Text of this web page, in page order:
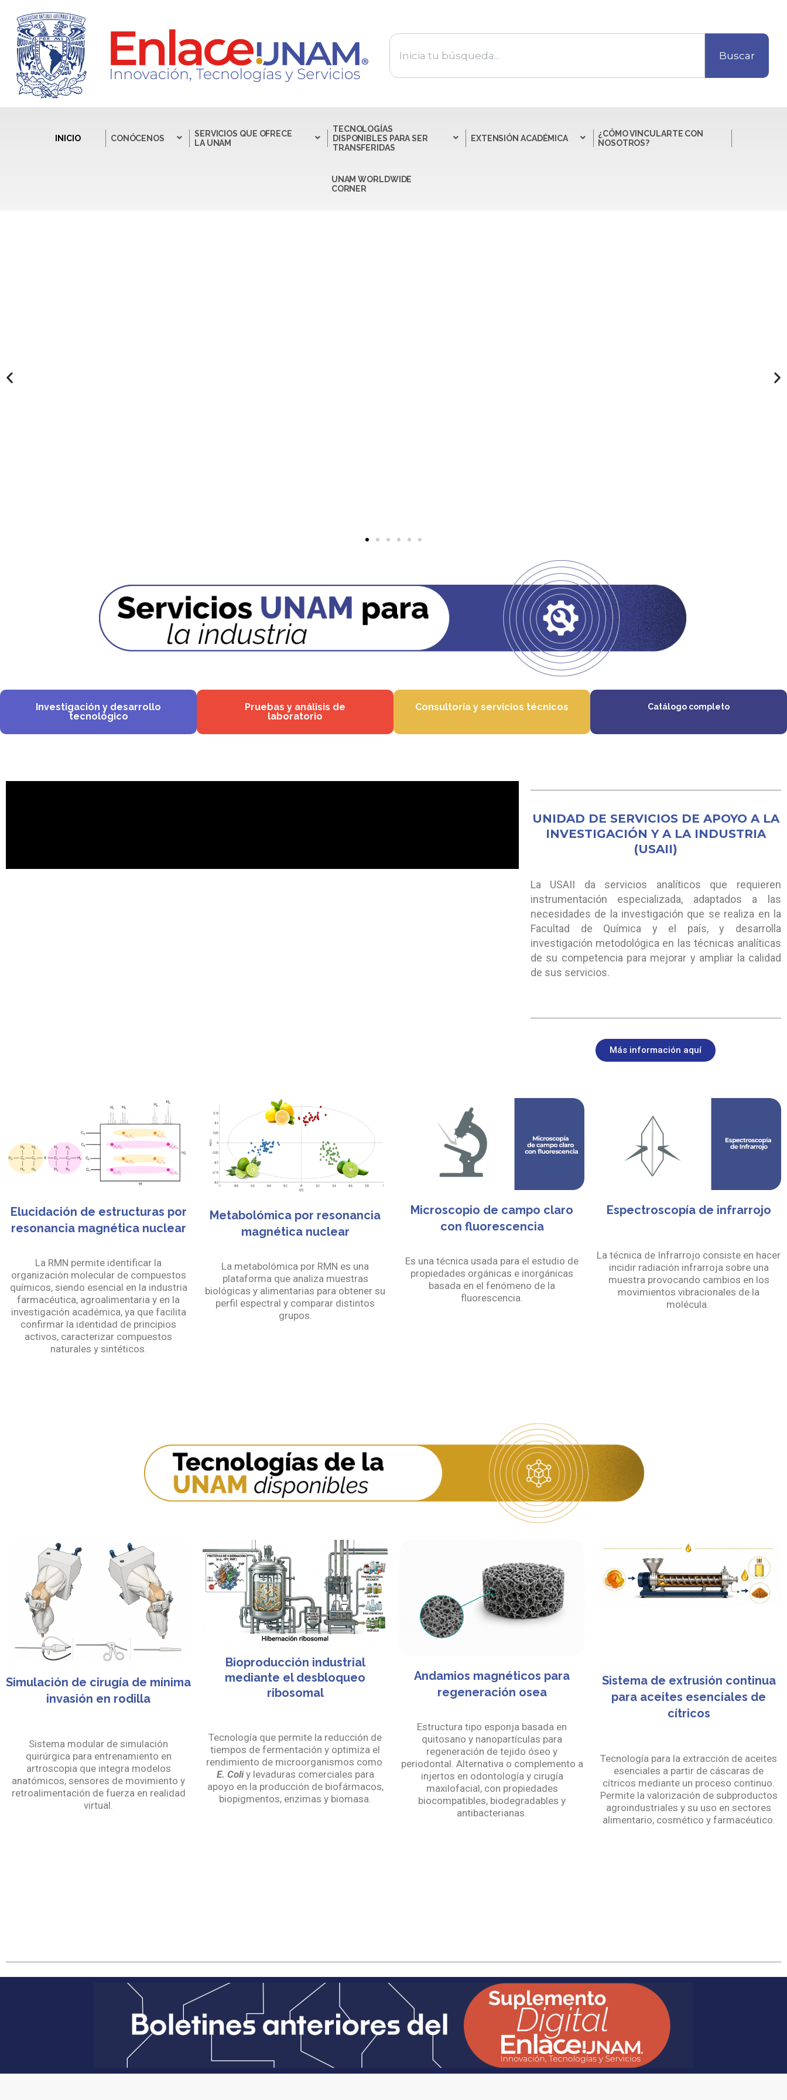
Buscar
INICIO CONÓCENOS
SERVICIOS QUE OFRECE
LA UNAM
TECNOLOGÍAS
DISPONIBLES PARA SER
TRANSFERIDAS
EXTENSIÓN ACADÉMICA
¿CÓMO VINCULARTE CON
NOSOTROS?
UNAM WORLDWIDE
CORNER
Investigación y desarrollo
tecnológico
Pruebas y análisis de
laboratorio
Consultoría y servicios técnicos Catálogo completo
UNIDAD DE SERVICIOS DE APOYO A LA
INVESTIGACIÓN Y A LA INDUSTRIA
(USAII)
La USAII da servicios analíticos que requieren
instrumentación especializada, adaptados a las
necesidades de la investigación que se realiza en la
Facultad de Química y el país, y desarrolla
investigación metodológica en las técnicas analíticas
de su competencia para mejorar y ampliar la calidad
de sus servicios.
Más información aquí
Elucidación de estructuras por
resonancia magnética nuclear
La RMN permite identificar la
organización molecular de compuestos
químicos, siendo esencial en la industria
farmacéutica, agroalimentaria y en la
investigación académica, ya que facilita
confirmar la identidad de principios
activos, caracterizar compuestos
naturales y sintéticos.
Metabolómica por resonancia
magnética nuclear
La metabolómica por RMN es una
plataforma que analiza muestras
biológicas y alimentarias para obtener su
perfil espectral y comparar distintos
grupos.
Microscopio de campo claro
con fluorescencia
Es una técnica usada para el estudio de
propiedades orgánicas e inorgánicas
basada en el fenómeno de la
fluorescencia.
Espectroscopía de infrarrojo
La técnica de Infrarrojo consiste en hacer
incidir radiación infrarroja sobre una
muestra provocando cambios en los
movimientos vibracionales de la
molécula.
Simulación de cirugía de mínima
invasión en rodilla
Sistema modular de simulación
quirúrgica para entrenamiento en
artroscopia que integra modelos
anatómicos, sensores de movimiento y
retroalimentación de fuerza en realidad
virtual.
Bioproducción industrial
mediante el desbloqueo
ribosomal
Tecnología que permite la reducción de
tiempos de fermentación y optimiza el
rendimiento de microorganismos como
E. Coliy levaduras comerciales para
apoyo en la producción de biofármacos,
biopigmentos, enzimas y biomasa.
Andamios magnéticos para
regeneración osea
Estructura tipo esponja basada en
quitosano y nanopartículas para
regeneración de tejido óseo y
periodontal. Alternativa o complemento a
injertos en odontología y cirugía
maxilofacial, con propiedades
biocompatibles, biodegradables y
antibacterianas.
Sistema de extrusión continua
para aceites esenciales de
cítricos
Tecnología para la extracción de aceites
esenciales a partir de cáscaras de
cítricos mediante un proceso continuo.
Permite la valorización de subproductos
agroindustriales y su uso en sectores
alimentario, cosmético y farmacéutico.